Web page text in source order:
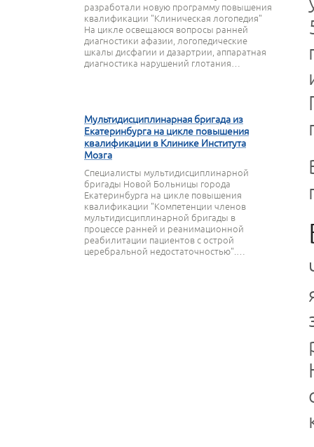
разработали новую программу повышения
квалификации "Клиническая логопедия"
На цикле освещаюся вопросы ранней
диагностики афазии, логопедические
шкалы дисфагии и дазартрии, аппаратная
диагностика нарушений глотания…
Мультидисциплинарная бригада из
Екатеринбурга на цикле повышения
квалификации в Клинике Института
Мозга
Специалисты мультидисциплинарной
бригады Новой Больницы города
Екатеринбурга на цикле повышения
квалификации "Компетенции членов
мультидисциплинарной бригады в
процессе ранней и реанимационной
реабилитации пациентов с острой
церебральной недостаточностью".…